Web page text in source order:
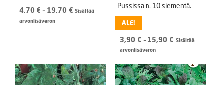
4,70 € – 19,70 € Hintaluokka:
Sisältää
arvonlisäveron
Pussissa n. 10 siementä.
ALE!
3,90 € – 15,90 € Hintaluokka:
15,90 €
Sisältää
arvonlisäveron